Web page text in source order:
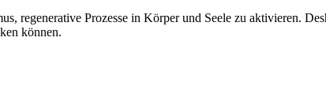
regenerative Prozesse in Körper und Seele zu aktivieren.
können.